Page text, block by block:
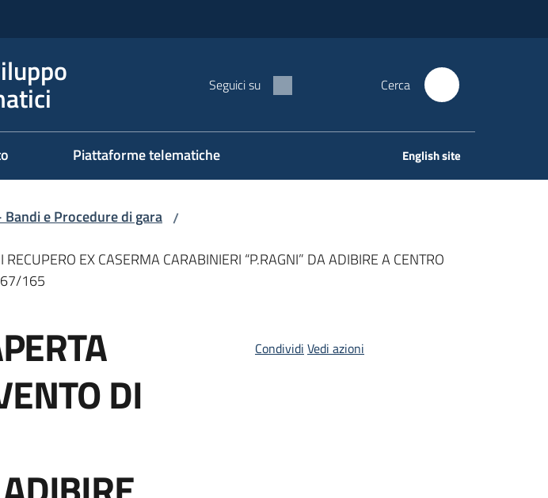
Seguici su Cerca
Piattaforme telematiche English site
e Procedure di gara /
EX CASERMA CARABINIERI “P.RAGNI” DA ADIBIRE A CENTRO
165
DI
Condividi Vedi azioni